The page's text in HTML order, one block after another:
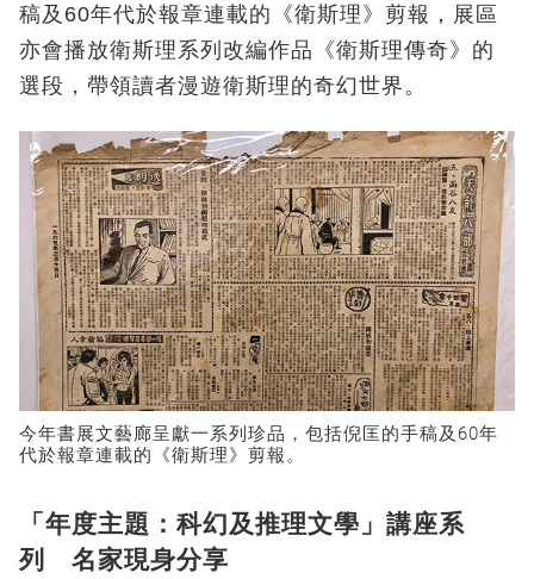
稿及60年代於報章連載的《衛斯理》剪報，展區
亦會播放衛斯理系列改編作品《衛斯理傳奇》的
選段，帶領讀者漫遊衛斯理的奇幻世界。
今年書展文藝廊呈獻一系列珍品，包括倪匡的手稿及60年
代於報章連載的《衛斯理》剪報。
「年度主題：科幻及推理文學」講座系
列 名家現身分享